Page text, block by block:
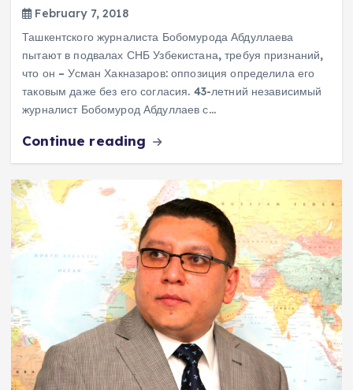
February 7, 2018
Ташкентского журналиста Бобомурода Абдуллаева
пытают в подвалах СНБ Узбекистана, требуя признаний,
что он – Усман Хакназаров: оппозиция определила его
таковым даже без его согласия. 43-летний независимый
журналист Бобомурод Абдуллаев с…
Continue reading